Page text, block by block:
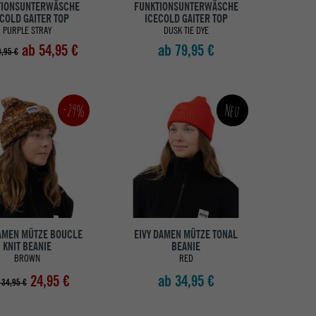
GAITER TOP
PURPLE STRAY
€ ab 54,95 €
FUNKTIONSUNTERWÄSCHE
ICECOLD GAITER TOP
DUSK TIE DYE
ab 79,95 €
-29%
MÜTZE BOUCLE
KNIT BEANIE
BROWN
34,95 € 24,95 €
Neu
EIVY DAMEN MÜTZE TONAL
BEANIE
RED
ab 34,95 €